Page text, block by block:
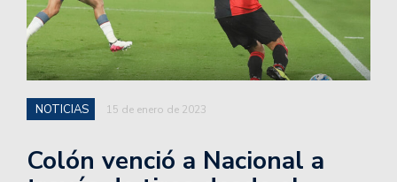
NOTICIAS 15 de enero de 2023
Colón venció a Nacional a